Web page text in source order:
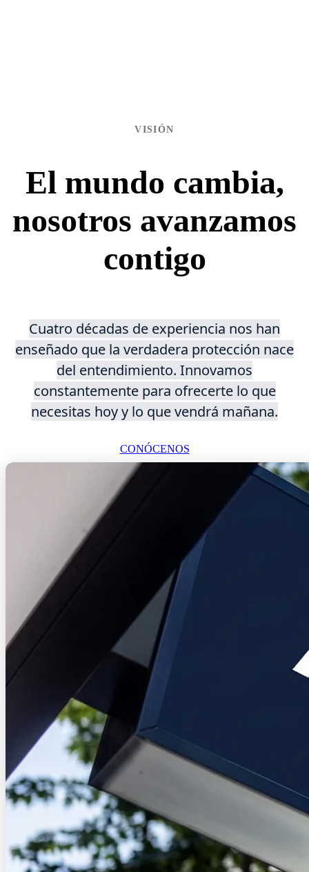
VISIÓN
El mundo cambia,
nosotros avanzamos
contigo
Cuatro décadas de experiencia nos han
enseñado que la verdadera protección nace
del entendimiento. Innovamos
constantemente para ofrecerte lo que
necesitas hoy y lo que vendrá mañana.
CONÓCENOS